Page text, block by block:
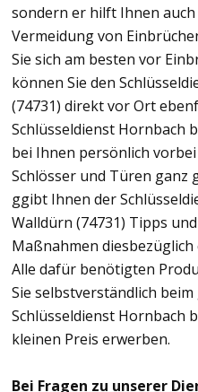
sondern er hilft Ihnen
Vermeidung von
Sie sich am besten vor
können Sie den
(74731) direkt vor Ort
Schlüsseldienst Hornbach
bei Ihnen persönlich
Schlösser und Türen ganz
ggibt Ihnen der
Walldürn (74731) Tipps
Maßnahmen
Alle dafür benötigten
Sie selbstverständlich
Schlüsseldienst Hornbach
kleinen Preis erwerben.
Bei Fragen zu unserer